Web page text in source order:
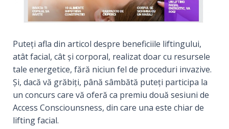
Puteți afla din articol despre beneficiile liftingului,
atât facial, cât și corporal, realizat doar cu resursele
tale energetice, fără niciun fel de proceduri invazive.
Și, dacă vă grăbiți, până sâmbătă puteți participa la
un concurs care vă oferă ca premiu două sesiuni de
Access Consciounsness, din care una este chiar de
lifting facial.